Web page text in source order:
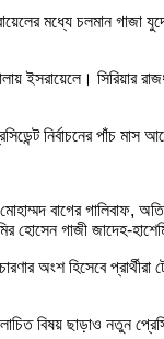
মধ্যে চলমান
ইসরায়েলে। সিরিয়ার
নির্বাচনের পাঁচ মাস
মোহাম্মদ বাগের
হোসেন গাজী জাদেহ-
অংশ হিসেবে
বিষয় ছাড়াও নতুন